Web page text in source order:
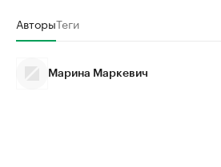
АвторыТеги
Марина Маркевич